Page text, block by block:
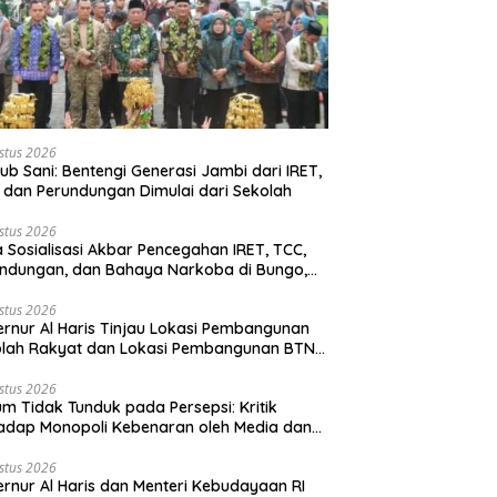
2026
Sani: Bentengi Generasi Jambi dari IRET,
dan Perundungan Dimulai dari Sekolah
2026
Sosialisasi Akbar Pencegahan IRET, TCC,
dan Bahaya Narkoba di Bungo,
60% masa depan sudah ada di
2026
Al Haris Tinjau Lokasi Pembangunan
Rakyat dan Lokasi Pembangunan BTN
2026
Tidak Tunduk pada Persepsi: Kritik
Monopoli Kebenaran oleh Media dan
2026
Al Haris dan Menteri Kebudayaan RI